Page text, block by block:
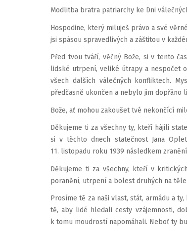
Modlitba bratra patriarchy ke Dni
Hospodine, který miluješ právo a své
jsi spásou spravedlivých a záštitou v
Před tvou tváří, věčný Bože, si v tento
lidské utrpení, veliké útrapy a nespočet
všech dalších válečných konfliktech.
předčasně ukončen a nebylo jim dopřáno
Bože, ať mohou zakoušet tvé nekončící
Děkujeme ti za všechny ty, kteří hájili
si v těchto dnech statečnost Jana
11. listopadu roku 1939 následkem
Děkujeme ti za všechny, kteří v
poranění, utrpení a bolest druhých na těle
Prosíme tě za naši vlast, stát, armádu a
tě, aby lidé hledali cesty vzájemnosti,
k tomu moudrostí napomáhali. Neboť ty